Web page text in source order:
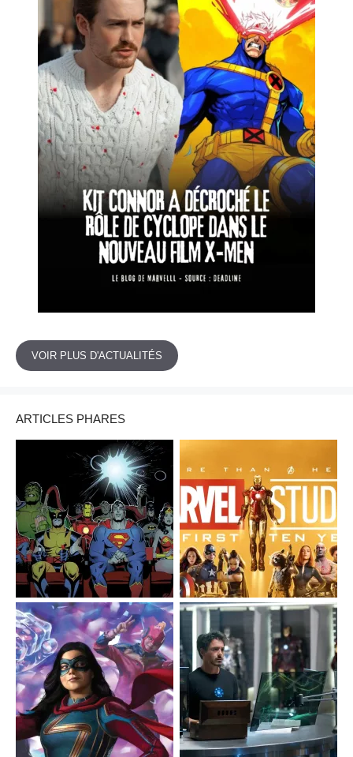
VOIR PLUS D'ACTUALITÉS
ARTICLES PHARES